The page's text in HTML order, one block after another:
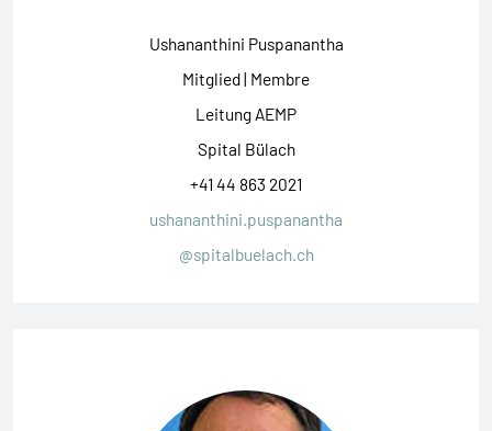
Ushananthini Puspanantha
Mitglied | Membre
Leitung AEMP
Spital Bülach
+41 44 863 2021
ushananthini.puspanantha
@spitalbuelach.ch